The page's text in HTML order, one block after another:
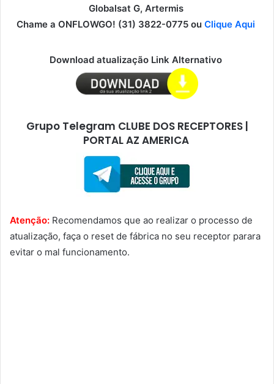
Globalsat G, Artermis
Chame a ONFLOWGO! (31) 3822-0775 ou Clique Aqui
Download atualização Link Alternativo
Grupo Telegram CLUBE DOS RECEPTORES |
PORTAL AZ AMERICA
Atenção: Recomendamos que ao realizar o processo de
atualização, faça o reset de fábrica no seu receptor parara
evitar o mal funcionamento.